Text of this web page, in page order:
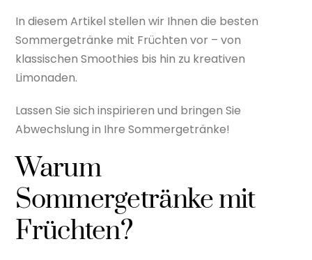
In diesem Artikel stellen wir Ihnen die besten
Sommergetränke mit Früchten vor – von
klassischen Smoothies bis hin zu kreativen
Limonaden.
Lassen Sie sich inspirieren und bringen Sie
Abwechslung in Ihre Sommergetränke!
Warum
Sommergetränke mit
Früchten?